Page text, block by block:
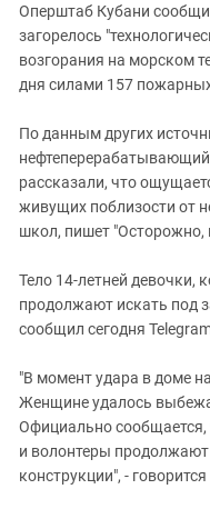
Оперштаб Кубани
загорелось
возгорания на морском
дня силами 157
По данным других
рассказали, что
живущих поблизости от
школ, пишет "Осторожно,
Тело 14-летней девочки,
продолжают искать под
сообщил сегодня
"В момент удара в доме
Женщине удалось
Официально сообщается,
и волонтеры
конструкции", -